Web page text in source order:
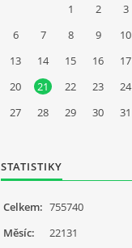
1
2 3
6
7 8 9 10
13
14 15 16 17
20
21 22 23 24
27
28 29 30 31
STATISTIKY
Celkem: 755740
Měsíc:
22131